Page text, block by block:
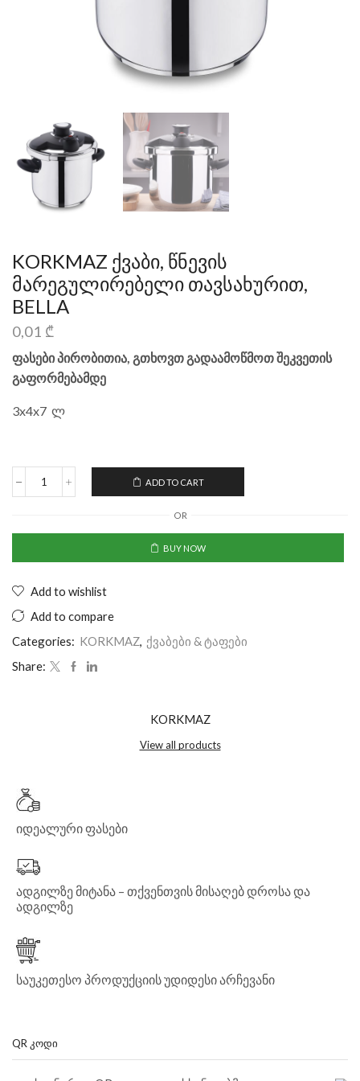
KORKMAZ ქვაბი, წნევის
მარეგულირებელი თავსახურით,
BELLA
0,01 ₾
ფასები პირობითია, გთხოვთ გადაამოწმოთ შეკვეთის
გაფორმებამდე
3x4x7 ლ
ADD TO CART
OR
BUY NOW
Add to wishlist
Add to compare
Categories: KORKMAZ, ქვაბები & ტაფები
Share:
KORKMAZ
View all products
იდეალური ფასები
ადგილზე მიტანა – თქვენთვის მისაღებ დროსა და
ადგილზე
საუკეთესო პროდუქციის უდიდესი არჩევანი
QR ᲙᲝᲓᲘ